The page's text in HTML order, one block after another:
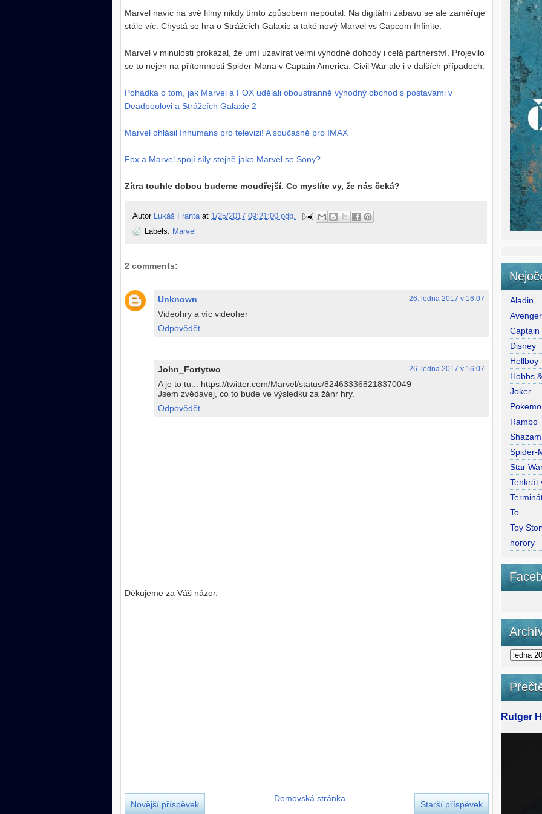
Marvel navíc na své filmy nikdy tímto způsobem nepoutal. Na digitální zábavu se ale zaměřuje
stále víc. Chystá se hra o Strážcích Galaxie a také nový Marvel vs Capcom Infinite.
Marvel v minulosti prokázal, že umí uzavírat velmi výhodné dohody i celá partnerství. Projevilo
se to nejen na přítomnosti Spider-Mana v Captain America: Civil War ale i v dalších případech:
Pohádka o tom, jak Marvel a FOX udělali oboustranně výhodný obchod s postavami v
Deadpoolovi a Strážcích Galaxie 2
Marvel ohlásil Inhumans pro televizi! A současně pro IMAX
Fox a Marvel spojí síly stejně jako Marvel se Sony?
Zítra touhle dobou budeme moudřejší. Co myslíte vy, že nás čeká?
Autor Lukáš Franta at 1/25/2017 09:21:00 odp.
Labels: Marvel
2 comments:
Unknown 26. ledna 2017 v 16:07
Videohry a víc videoher
Odpovědět
John_Fortytwo 26. ledna 2017 v 16:07
A je to tu... https://twitter.com/Marvel/status/824633368218370049
Jsem zvědavej, co to bude ve výsledku za žánr hry.
Odpovědět
Děkujeme za Váš názor.
Novější příspěvek Starší příspěvek
Domovská stránka
Aladin
Captain
Disney
Hellboy
Hobbs
Joker
Rambo
Shazam
Spider-
Star
Tenkrát
To
Toy
horory
Rutger